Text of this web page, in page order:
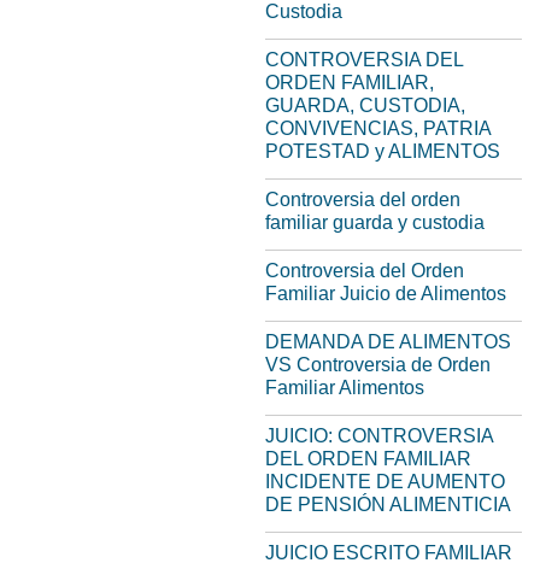
Custodia
CONTROVERSIA DEL
ORDEN FAMILIAR,
GUARDA, CUSTODIA,
CONVIVENCIAS, PATRIA
POTESTAD y ALIMENTOS
Controversia del orden
familiar guarda y custodia
Controversia del Orden
Familiar Juicio de Alimentos
DEMANDA DE ALIMENTOS
VS Controversia de Orden
Familiar Alimentos
JUICIO: CONTROVERSIA
DEL ORDEN FAMILIAR
INCIDENTE DE AUMENTO
DE PENSIÓN ALIMENTICIA
JUICIO ESCRITO FAMILIAR